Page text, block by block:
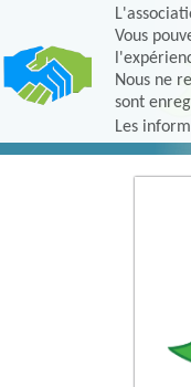
Vous
Nous ne
sont
Les